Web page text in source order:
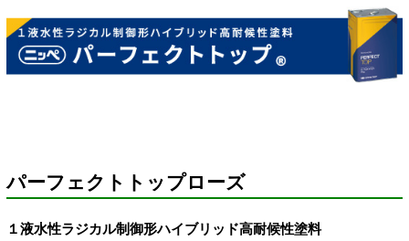
パーフェクトトップローズ
１液水性ラジカル制御形ハイブリッド高耐候性塗料